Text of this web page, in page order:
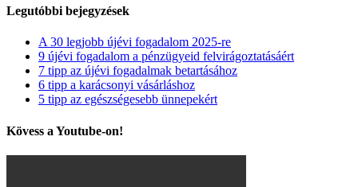
Legutóbbi bejegyzések
A 30 legjobb újévi fogadalom 2025-re
9 újévi fogadalom a pénzügyeid felvirágoztatásáért
7 tipp az újévi fogadalmak betartásához
6 tipp a karácsonyi vásárláshoz
5 tipp az egészségesebb ünnepekért
Kövess a Youtube-on!